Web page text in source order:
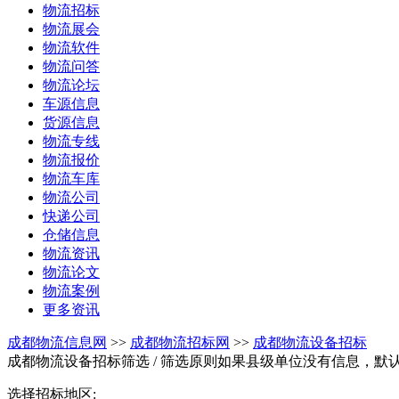
物流招标
物流展会
物流软件
物流问答
物流论坛
车源信息
货源信息
物流专线
物流报价
物流车库
物流公司
快递公司
仓储信息
物流资讯
物流论文
物流案例
更多资讯
成都物流信息网 >> 成都物流招标网 >> 成都物流设备招标
成都物流设备招标筛选 / 筛选原则如果县级单位没有信息，默
选择招标地区: